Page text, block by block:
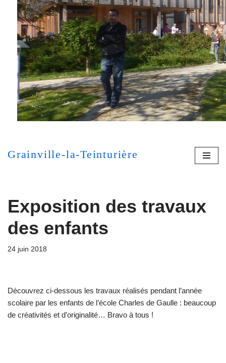
Aller
contenu
Grainville-la-Teinturière
Exposition des travaux
des enfants
24 juin 2018
Découvrez ci-dessous les travaux réalisés pendant l’année
scolaire par les enfants de l’école Charles de Gaulle : beaucoup
de créativités et d’originalité… Bravo à tous !